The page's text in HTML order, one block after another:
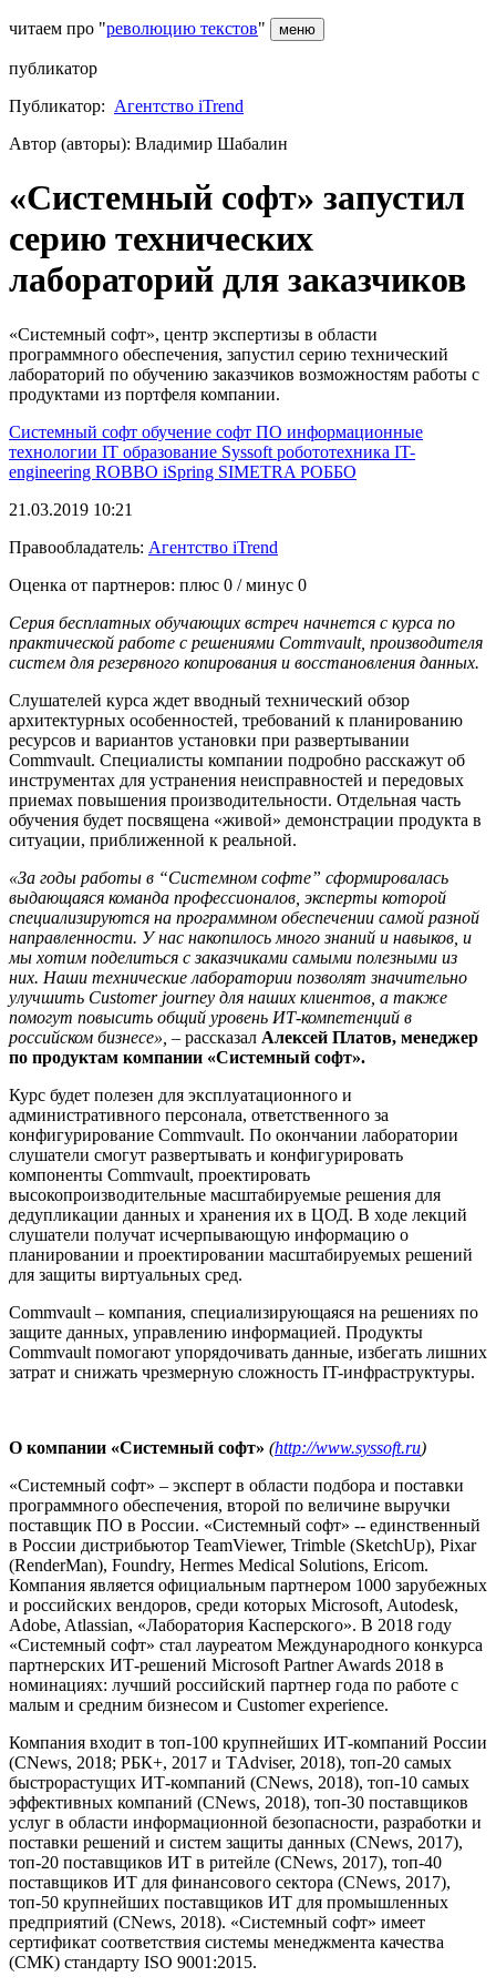
читаем про "революцию текстов" меню
публикатор
Публикатор: Агентство iTrend
Автор (авторы): Владимир Шабалин
«Системный софт» запустил
серию технических
лабораторий для заказчиков
«Системный софт», центр экспертизы в области
программного обеспечения, запустил серию технический
лабораторий по обучению заказчиков возможностям работы с
продуктами из портфеля компании.
Системный софт обучение софт ПО информационные
технологии IT образование Syssoft робототехника IT-
engineering ROBBO iSpring SIMETRA РОББО
21.03.2019 10:21
Правообладатель: Агентство iTrend
Оценка от партнеров: плюс 0 / минус 0
Cерия бесплатных обучающих встреч начнется с курса по
практической работе с решениями Commvault, производителя
систем для резервного копирования и восстановления данных.
Слушателей курса ждет вводный технический обзор
архитектурных особенностей, требований к планированию
ресурсов и вариантов установки при развертывании
Commvault. Специалисты компании подробно расскажут об
инструментах для устранения неисправностей и передовых
приемах повышения производительности. Отдельная часть
обучения будет посвящена «живой» демонстрации продукта в
ситуации, приближенной к реальной.
«За годы работы в “Системном софте” сформировалась
выдающаяся команда профессионалов, эксперты которой
специализируются на программном обеспечении самой разной
направленности. У нас накопилось много знаний и навыков, и
мы хотим поделиться с заказчиками самыми полезными из
них. Наши технические лаборатории позволят значительно
улучшить Customer journey для наших клиентов, а также
помогут повысить общий уровень ИТ-компетенций в
российском бизнесе», – рассказал Алексей Платов, менеджер
по продуктам компании «Системный софт».
Курс будет полезен для эксплуатационного и
административного персонала, ответственного за
конфигурирование Commvault. По окончании лаборатории
слушатели смогут развертывать и конфигурировать
компоненты Commvault, проектировать
высокопроизводительные масштабируемые решения для
дедупликации данных и хранения их в ЦОД. В ходе лекций
слушатели получат исчерпывающую информацию о
планировании и проектировании масштабируемых решений
для защиты виртуальных сред.
Commvault – компания, специализирующаяся на решениях по
защите данных, управлению информацией. Продукты
Commvault помогают упорядочивать данные, избегать лишних
затрат и снижать чрезмерную сложность IT-инфраструктуры.
О компании «Системный софт» (http://www.syssoft.ru)
«Системный софт» – эксперт в области подбора и поставки
программного обеспечения, второй по величине выручки
поставщик ПО в России. «Системный софт» -- единственный
в России дистрибьютор TeamViewer, Trimble (SketchUp), Pixar
(RenderMan), Foundry, Hermes Medical Solutions, Ericom.
Компания является официальным партнером 1000 зарубежных
и российских вендоров, среди которых Microsoft, Autodesk,
Adobe, Atlassian, «Лаборатория Касперского». В 2018 году
«Системный софт» стал лауреатом Международного конкурса
партнерских ИТ-решений Microsoft Partner Awards 2018 в
номинациях: лучший российский партнер года по работе с
малым и средним бизнесом и Customer experience.
Компания входит в топ-100 крупнейших ИТ-компаний России
(CNews, 2018; РБК+, 2017 и ТAdviser, 2018), топ-20 самых
быстрорастущих ИТ-компаний (CNews, 2018), топ-10 самых
эффективных компаний (CNews, 2018), топ-30 поставщиков
услуг в области информационной безопасности, разработки и
поставки решений и систем защиты данных (CNews, 2017),
топ-20 поставщиков ИТ в ритейле (CNews, 2017), топ-40
поставщиков ИТ для финансового сектора (CNews, 2017),
топ-50 крупнейших поставщиков ИТ для промышленных
предприятий (CNews, 2018). «Системный cофт» имеет
сертификат соответствия системы менеджмента качества
(СМК) стандарту ISO 9001:2015.